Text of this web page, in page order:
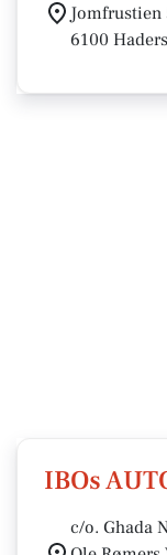
Jomfrustien
6100
IBOs
c/o. Ghada